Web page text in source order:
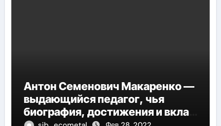
Антон Семенович Макаренко —
выдающийся педагог, чья
биография, достижения и вклад